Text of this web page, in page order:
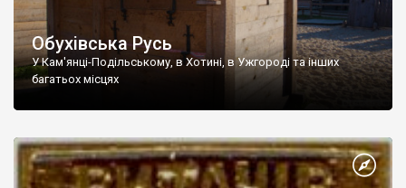
Обухівська Русь
У Кам'янці-Подільському, в Хотині, в Ужгороді та інших
багатьох місцях